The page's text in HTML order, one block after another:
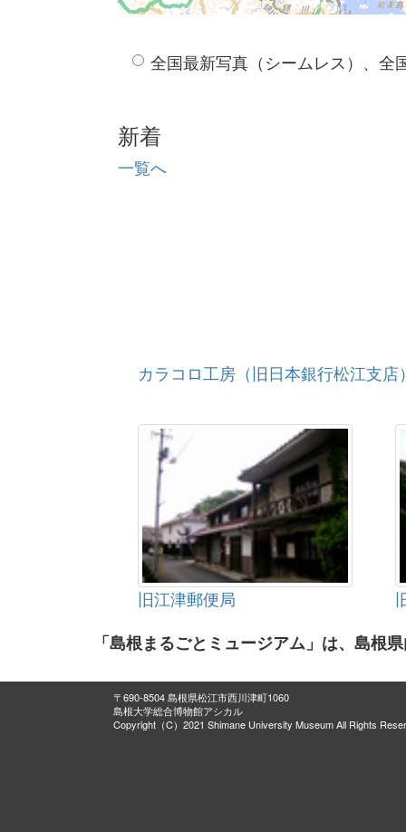
全国最新写真（シームレス）、全
新着
一覧へ
カラコロ工房（旧日本銀行松江支店
旧江津郵便局
「島根まるごとミュージアム」は、島根
〒690-8504 島根県松江市西川津町1060
島根大学総合博物館アシカル
Copyright（C）2021 Shimane University Museum All Rights